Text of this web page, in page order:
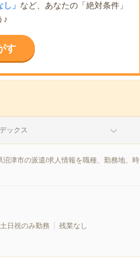
」 など、あなたの「絶対条件」
♪
す
ックス
津市の派遣/求人情報を職種、勤務地、時
土日祝のみ勤務
残業なし